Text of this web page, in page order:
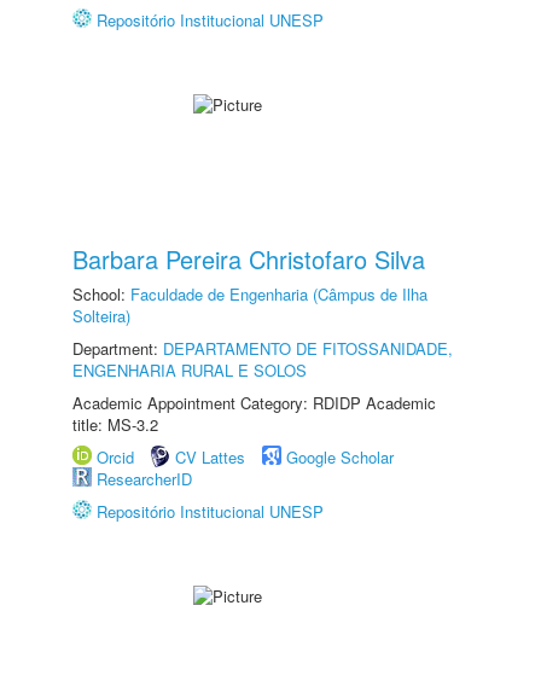
Repositório Institucional UNESP
Barbara Pereira Christofaro Silva
School: Faculdade de Engenharia (Câmpus de Ilha
Solteira)
Department: DEPARTAMENTO DE FITOSSANIDADE,
ENGENHARIA RURAL E SOLOS
Academic Appointment Category: RDIDP Academic
title: MS-3.2
Orcid
CV Lattes
Google Scholar
ResearcherID
Repositório Institucional UNESP